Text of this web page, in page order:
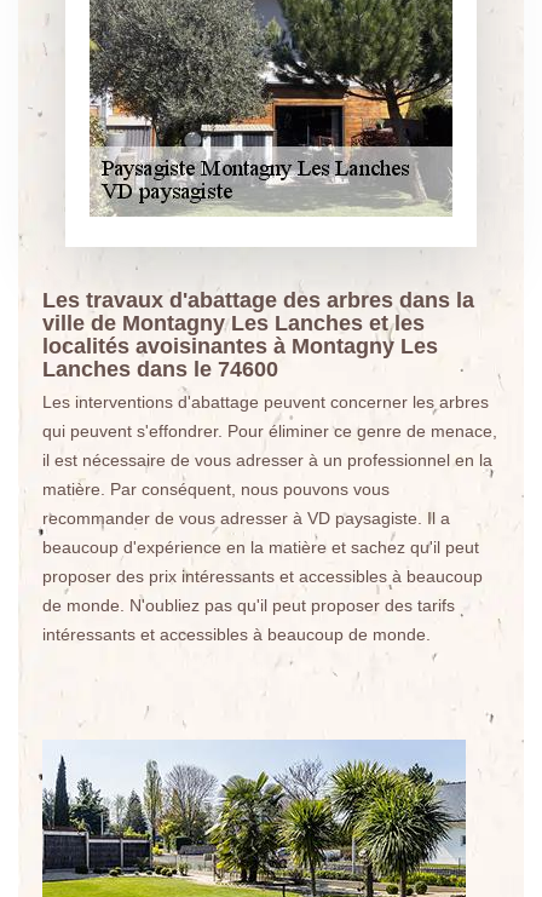
Les travaux d'abattage des arbres dans la
ville de Montagny Les Lanches et les
localités avoisinantes à Montagny Les
Lanches dans le 74600
Les interventions d'abattage peuvent concerner les arbres
qui peuvent s'effondrer. Pour éliminer ce genre de menace,
il est nécessaire de vous adresser à un professionnel en la
matière. Par conséquent, nous pouvons vous
recommander de vous adresser à VD paysagiste. Il a
beaucoup d'expérience en la matière et sachez qu'il peut
proposer des prix intéressants et accessibles à beaucoup
de monde. N'oubliez pas qu'il peut proposer des tarifs
intéressants et accessibles à beaucoup de monde.